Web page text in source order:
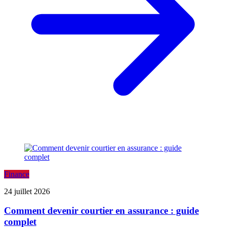
Finance
24 juillet 2026
Comment devenir courtier en assurance : guide
complet